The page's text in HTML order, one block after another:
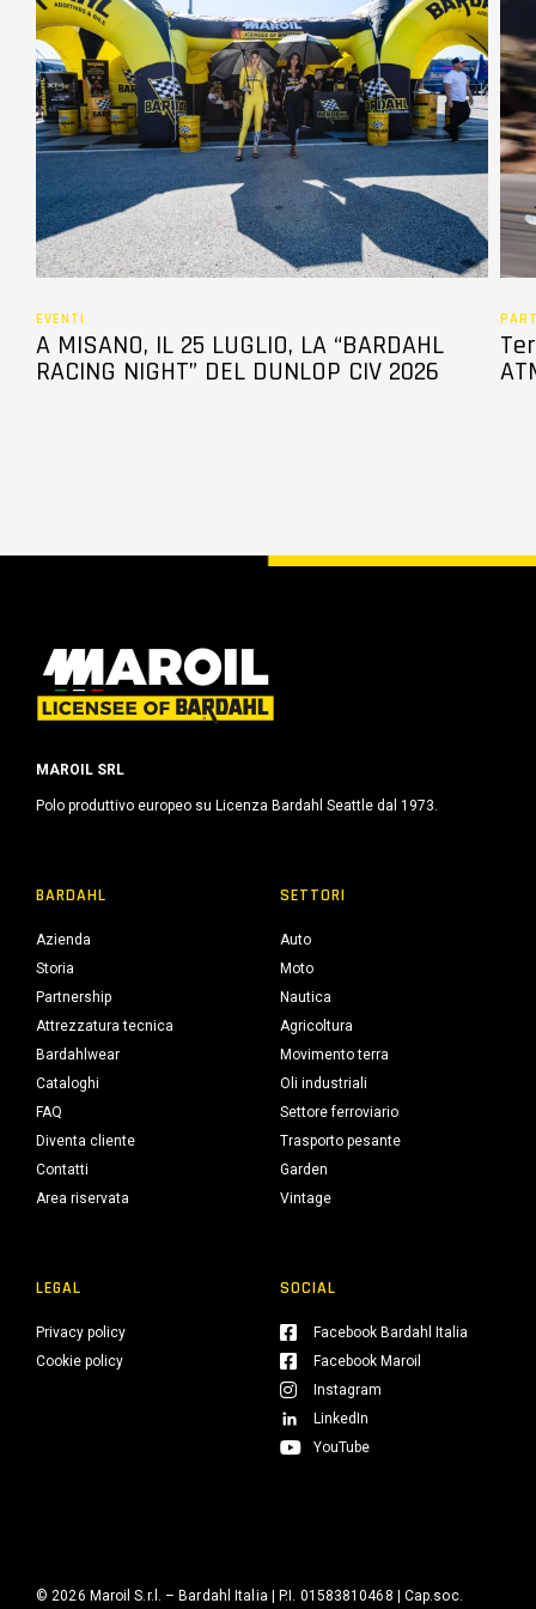
EVENTI
A MISANO, IL 25 LUGLIO, LA “BARDAHL
RACING NIGHT” DEL DUNLOP CIV 2026
MAROIL SRL
Polo produttivo europeo su Licenza Bardahl Seattle dal 1973.
BARDAHL
Azienda
Storia
Partnership
Attrezzatura tecnica
Bardahlwear
Cataloghi
FAQ
Diventa cliente
Contatti
Area riservata
SETTORI
Auto
Moto
Nautica
Agricoltura
Movimento terra
Oli industriali
Settore ferroviario
Trasporto pesante
Garden
Vintage
LEGAL
Privacy policy
Cookie policy
SOCIAL
Facebook Bardahl Italia
Facebook Maroil
Instagram
LinkedIn
YouTube
© 2026 Maroil S.r.l. – Bardahl Italia | P.I. 01583810468 | Cap.soc.